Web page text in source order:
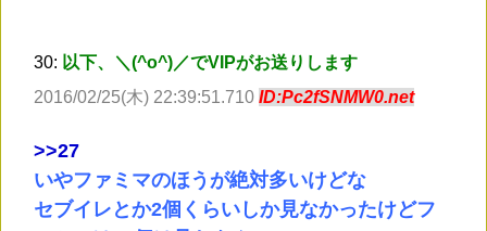
30: 以下、＼(^o^)／でVIPがお送りします
2016/02/25(木) 22:39:51.710 ID:Pc2fSNMW0.net
>>27
いやファミマのほうが絶対多いけどな
セブイレとか2個くらいしか見なかったけどフ